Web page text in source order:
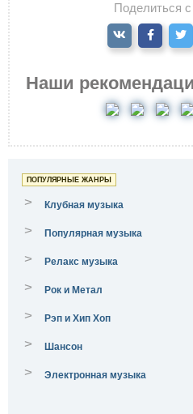
Поделиться
Наши
ПОПУЛЯРНЫЕ ЖАНРЫ
> Клубная музыка
> Популярная музыка
> Релакс музыка
> Рок и Метал
> Рэп и Хип Хоп
> Шансон
> Электронная музыка